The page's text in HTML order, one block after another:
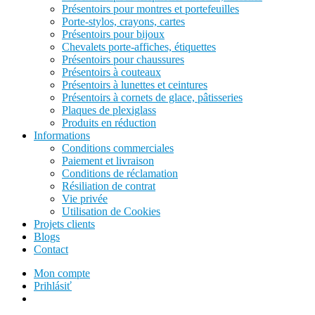
Présentoirs pour montres et portefeuilles
Porte-stylos, crayons, cartes
Présentoirs pour bijoux
Chevalets porte-affiches, étiquettes
Présentoirs pour chaussures
Présentoirs à couteaux
Présentoirs à lunettes et ceintures
Présentoirs à cornets de glace, pâtisseries
Plaques de plexiglass
Produits en réduction
Informations
Conditions commerciales
Paiement et livraison
Conditions de réclamation
Résiliation de contrat
Vie privée
Utilisation de Cookies
Projets clients
Blogs
Contact
Mon compte
Prihlásiť